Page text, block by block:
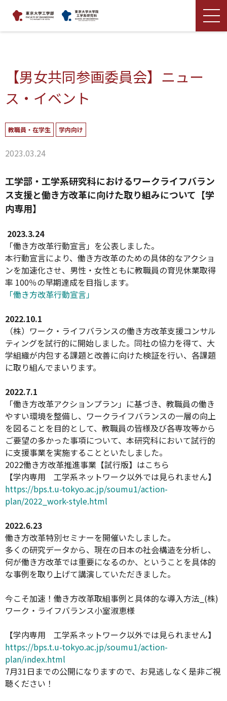
【男女共同参画委員会】ニュー
ス・イベント
教職員・在学生 学内向け
2023.03.24
工学部・工学系研究科におけるワークライフバラン
ス支援と働き方改革に向けた取り組みについて【学
内専用】
2023.3.24
「働き方改革行動宣言」を公表しました。
本行動宣言により、働き方改革のための具体的なアクショ
ンを加速化させ、男性・女性ともに教職員の育児休業取得
率 100％の早期達成を目指します。
「働き方改革行動宣言」
2022.10.1
（株）ワーク・ライフバランスの働き方改革支援コンサル
ティングを試行的に開始しました。同社の協力を得て、大
学組織が内包する課題と改善に向けた検証を行い、各課題
に取り組んでまいります。
2022.7.1
「働き方改革アクションプラン」に基づき、 教職員の働き
やすい環境を整備し、 ワークライフバランスの一層の向上
を図ることを目的として、 教職員の皆様及び各専攻等から
ご要望の多かった事項について、 本研究科において試行的
に支援事業を実施することといたしました。
2022働き方改革推進事業【試行版】はこちら
【学内専用 工学系ネットワーク以外では見られません】
https://bps.t.u-tokyo.ac.jp/soumu1/action-
plan/2022_work-style.html
2022.6.23
働き方改革特別セミナーを開催いたしました。
多くの研究データから、現在の日本の社会構造を分析し、
何が働き方改革では重要になるのか、 ということを具体的
な事例を取り上げて講演していただきました。
今こそ加速！働き方改革取組事例と具体的な導入方法 _(株)
ワーク・ライフバランス小室淑恵様
【学内専用 工学系ネットワーク以外では見られません】
https://bps.t.u-tokyo.ac.jp/soumu1/action-
plan/index.html
7月31日までの公開になりますので、 お見逃しなく是非ご視
聴ください！